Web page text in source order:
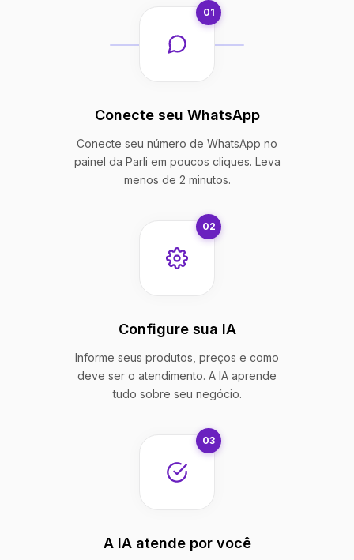
01
Conecte seu WhatsApp
Conecte seu número de WhatsApp no
painel da Parli em poucos cliques. Leva
menos de 2 minutos.
02
Configure sua IA
Informe seus produtos, preços e como
deve ser o atendimento. A IA aprende
tudo sobre seu negócio.
03
A IA atende por você